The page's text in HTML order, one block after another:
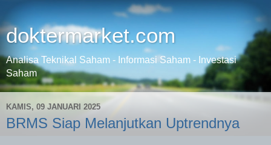
doktermarket.com
Analisa Teknikal Saham - Informasi Saham - Investasi
Saham
KAMIS, 09 JANUARI 2025
BRMS Siap Melanjutkan Uptrendnya